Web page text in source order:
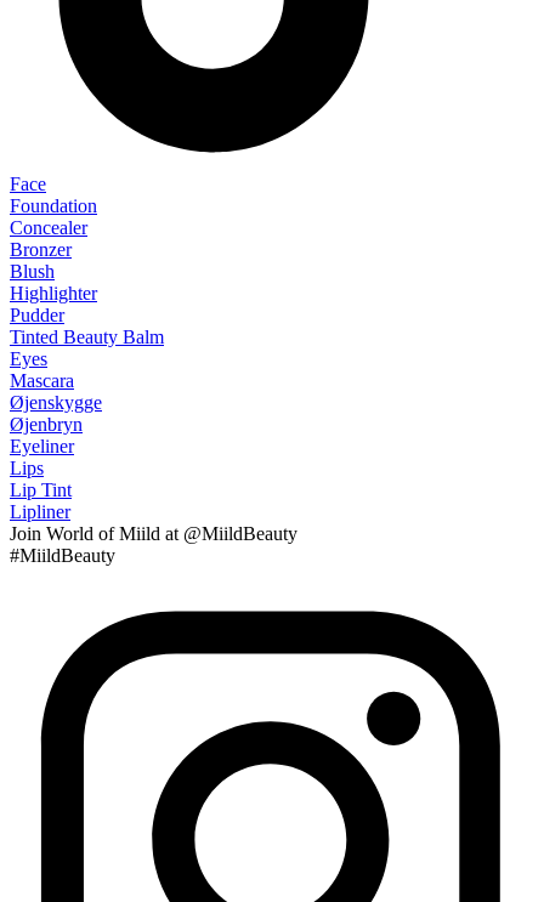
Face
Foundation
Concealer
Bronzer
Blush
Highlighter
Pudder
Tinted Beauty Balm
Eyes
Mascara
Øjenskygge
Øjenbryn
Eyeliner
Lips
Lip Tint
Lipliner
Join World of Miild at @MiildBeauty
#MiildBeauty